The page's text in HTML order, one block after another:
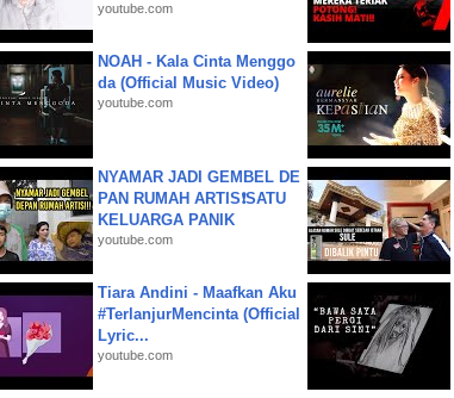
youtube.com
NOAH - Kala Cinta Menggo
da (Official Music Video)
youtube.com
NYAMAR JADI GEMBEL DE
PAN RUMAH ARTIS❗SATU
KELUARGA PANIK
youtube.com
Tiara Andini - Maafkan Aku
#TerlanjurMencinta (Official
Lyric...
youtube.com